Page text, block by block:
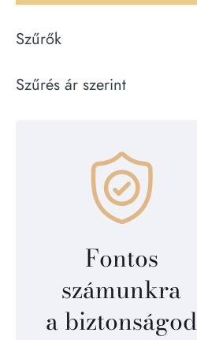
Szűrők
Szűrés ár szerint
Fontos
számunkra
a biztonságod